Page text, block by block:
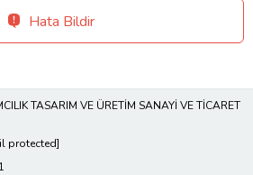
Hata Bildir
TASARIM VE ÜRETİM SANAYİ VE TİCARET
protected]